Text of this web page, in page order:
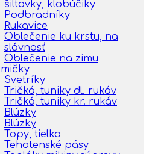
šiltovky, klobúčiky
Podbradníky
Rukavice
Oblečenie ku krstu, na
slávnosť
Oblečenie na zimu
Svetríky
Tričká, tuniky dl. rukáv
Tričká, tuniky kr. rukáv
Blúzky
Blúzky
Topy, tielka
Tehotenské pásy